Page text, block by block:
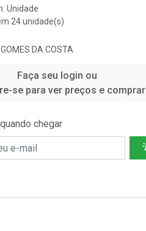
Unidade
24 unidade(s)
GOMES DA COSTA
Faça seu login ou
se para ver preços e comprar
chegar